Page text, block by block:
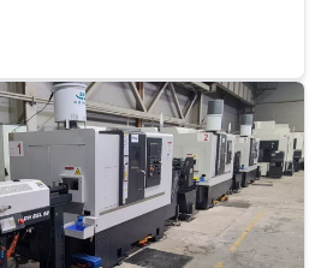
предлагает инженерное
по всей России, сокращая
сыпучих материалов и
Продукция адаптирована к
нагрузкам, что подтверждено
объектов в РФ и за рубежом.